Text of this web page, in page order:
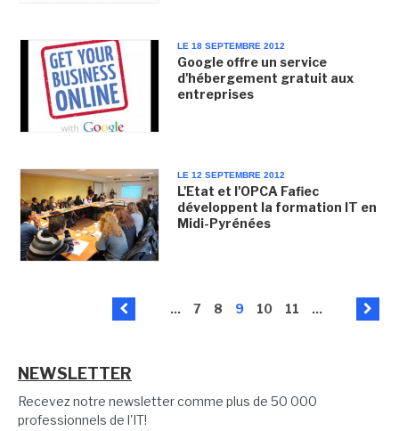
LE 18 SEPTEMBRE 2012
Google offre un service
d'hébergement gratuit aux
entreprises
LE 12 SEPTEMBRE 2012
L'Etat et l'OPCA Fafiec
développent la formation IT en
Midi-Pyrénées
... 7 8 9 10 11 ...
NEWSLETTER
Recevez notre newsletter comme plus de 50 000
professionnels de l'IT!